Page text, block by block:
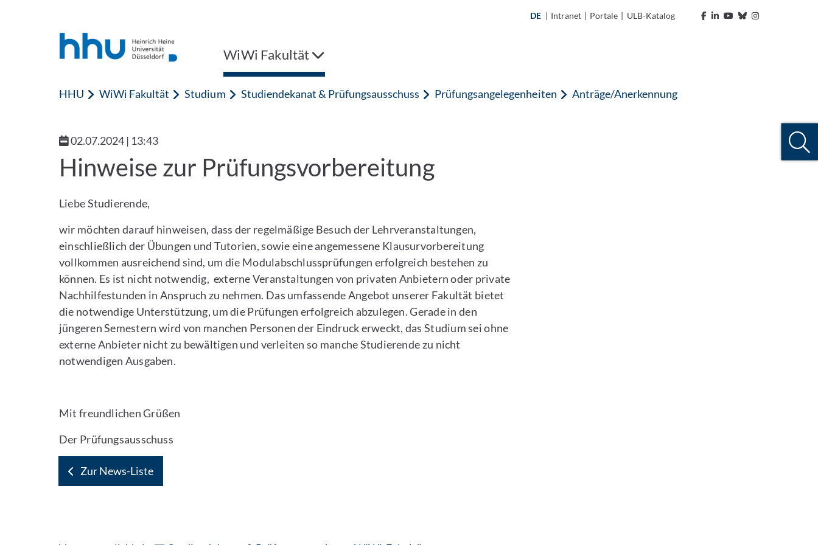
DE | Intranet | Portale | ULB-Katalog
WiWi Fakultät
HHU WiWi Fakultät Studium Studiendekanat & Prüfungsausschuss Prüfungsangelegenheiten Anträge/Anerkennung
02.07.2024 | 13:43
Hinweise zur Prüfungsvorbereitung
Liebe Studierende,
wir möchten darauf hinweisen, dass der regelmäßige Besuch der Lehrveranstaltungen,
einschließlich der Übungen und Tutorien, sowie eine angemessene Klausurvorbereitung
vollkommen ausreichend sind, um die Modulabschlussprüfungen erfolgreich bestehen zu
können. Es ist nicht notwendig, externe Veranstaltungen von privaten Anbietern oder private
Nachhilfestunden in Anspruch zu nehmen. Das umfassende Angebot unserer Fakultät bietet
die notwendige Unterstützung, um die Prüfungen erfolgreich abzulegen. Gerade in den
jüngeren Semestern wird von manchen Personen der Eindruck erweckt, das Studium sei ohne
externe Anbieter nicht zu bewältigen und verleiten so manche Studierende zu nicht
notwendigen Ausgaben.
Mit freundlichen Grüßen
Der Prüfungsausschuss
Zur News-Liste